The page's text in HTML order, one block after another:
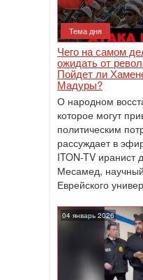
Тема дня
Чего на самом
ожидать от
Пойдет ли
Мадуры?
О народном
которое могут
политическим
рассуждает в
ITON-TV иранист
Месамед,
Еврейского
04 январь 2026